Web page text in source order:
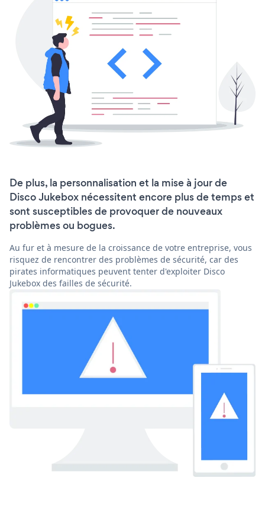
De plus, la personnalisation et la mise à jour de
Disco Jukebox nécessitent encore plus de temps et
sont susceptibles de provoquer de nouveaux
problèmes ou bogues.
Au fur et à mesure de la croissance de votre entreprise, vous
risquez de rencontrer des problèmes de sécurité, car des
pirates informatiques peuvent tenter d'exploiter Disco
Jukebox des failles de sécurité.